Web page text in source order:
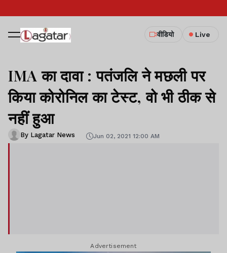
वीडियो Live
IMA का दावा : पतंजलि ने मछली पर
किया कोरोनिल का टेस्ट, वो भी ठीक से
नहीं हुआ
By Lagatar News Jun 02, 2021 12:00 AM
Advertisement